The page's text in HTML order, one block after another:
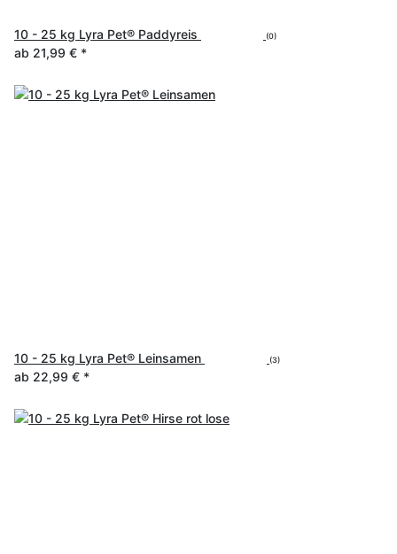
10 - 25 kg Lyra Pet® Paddyreis (0)
ab 21,99 € *
10 - 25 kg Lyra Pet® Leinsamen (3)
ab 22,99 € *